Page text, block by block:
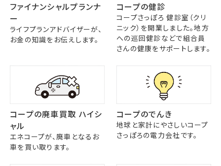
ファイナンシャルプランナ
ー
ライフプランアドバイザーが、
お金の知識をお伝えします。
コープの健診
コープさっぽろ 健診室（クリ
ニック）を開業しました。地方
への巡回健診などで組合員
さんの健康をサポートします。
コープの廃車買取 ハイシ
ャル
エネコープが、廃車となるお
車を買い取ります。
コープのでんき
地球と家計にやさしいコープ
さっぽろの電力会社です。